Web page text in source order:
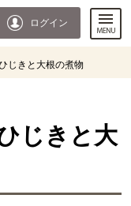
ログイン
じきと大根の煮物
じきと大